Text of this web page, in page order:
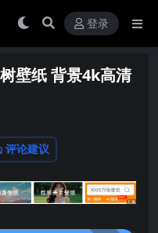
登录
壁纸 背景4k高清
评论建议